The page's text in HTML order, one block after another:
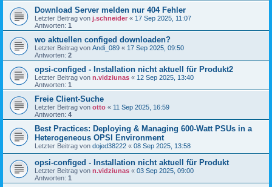
Download Server melden nur 404 Fehler
Letzter Beitrag von j.schneider « 17 Sep 2025, 11:07
Antworten: 1
wo aktuellen configed downloaden?
Letzter Beitrag von Andi_089 « 17 Sep 2025, 09:50
Antworten: 2
opsi-configed - Installation nicht aktuell für Produkt2
Letzter Beitrag von n.vidziunas « 12 Sep 2025, 13:40
Antworten: 1
Freie Client-Suche
Letzter Beitrag von otto « 11 Sep 2025, 16:59
Antworten: 4
Best Practices: Deploying & Managing 600-Watt PSUs in a
Heterogeneous OPSI Environment
Letzter Beitrag von dojed38222 « 08 Sep 2025, 13:58
opsi-configed - Installation nicht aktuell für Produkt
Letzter Beitrag von n.vidziunas « 03 Sep 2025, 09:00
Antworten: 1